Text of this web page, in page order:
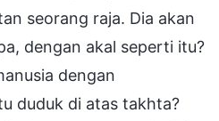
seorang raja. Dia akan
dengan akal seperti itu?
dengan
duduk di atas takhta?